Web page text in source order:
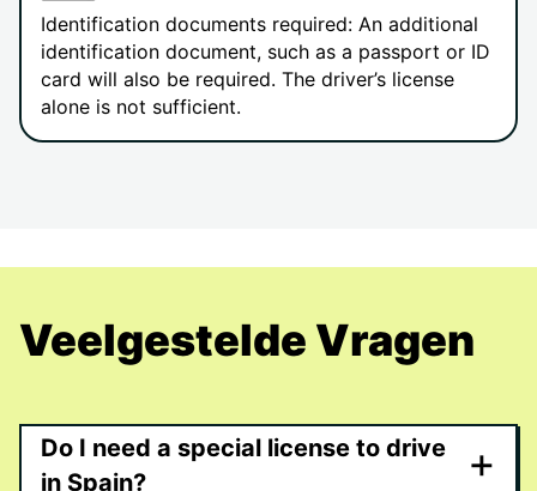
Identification documents required: An additional
identification document, such as a passport or ID
card will also be required. The driver’s license
alone is not sufficient.
Veelgestelde Vragen
Do I need a special license to drive
in Spain?
+